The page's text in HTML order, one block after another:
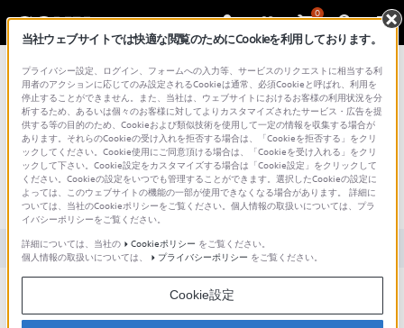
0
総合サポート・お問い合わせ
文書番号 : S1006011076642 / 最終更新日 : 2025/03/11
[Giga Pocket Digital Ver.3.*-Ver.4.*] 番組表
を使用して視聴・録画予約する方法
対象製品カテゴリー・製品
[Giga Pocket Digital]の番組表を使用して視聴・録画予約する方法に
当社ウェブサイトでは快適な閲覧のためにCookieを利用しております。
プライバシー設定、ログイン、フォームへの入力等、サービスのリクエストに相当する利
用者のアクションに応じてのみ設定されるCookieは通常、必須Cookieと呼ばれ、利用を
停止することができません。また、当社は、ウェブサイトにおけるお客様の利用状況を分
析するため、あるいは個々のお客様に対してよりカスタマイズされたサービス・広告を提
供する等の目的のため、Cookieおよび類似技術を使用して一定の情報を収集する場合が
あります。それらのCookieの受け入れを拒否する場合は、「Cookieを拒否する」をクリ
ックしてください。Cookie使用にご同意頂ける場合は、「Cookieを受け入れる」をクリ
ックして下さい。Cookie設定をカスタマイズする場合は「Cookie設定」をクリックして
ください。Cookieの設定をいつでも管理することができます。選択したCookieの設定に
よっては、このウェブサイトの機能の一部が使用できなくなる場合があります。 詳細に
ついては、当社のCookieポリシーをご覧ください。個人情報の取扱いについては、プラ
イバシーポリシーをご覧ください。
詳細については、当社の
Cookieポリシー をご覧ください。
個人情報の取扱いについては、
プライバシーポリシー をご覧ください。
Cookie設定